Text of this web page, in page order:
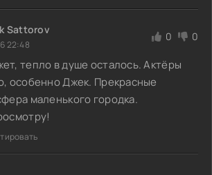
Sattorov
22:48
0 0
тепло в душе осталось. Актёры
особенно Джек. Прекрасные
маленького городка.